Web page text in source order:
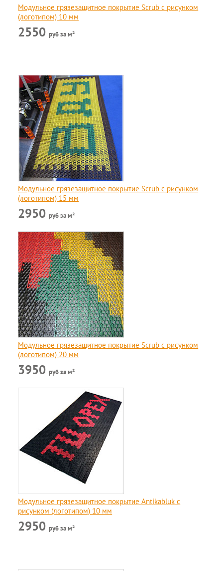
Модульное грязезащитное покрытие Scrub c рисунком
(логотипом) 10 мм
2550руб за м²
Модульное грязезащитное покрытие Scrub c рисунком
(логотипом) 15 мм
2950руб за м²
Модульное грязезащитное покрытие Scrub c рисунком
(логотипом) 20 мм
3950руб за м²
Модульное грязезащитное покрытие Antikabluk c
рисунком (логотипом) 10 мм
2950руб за м²